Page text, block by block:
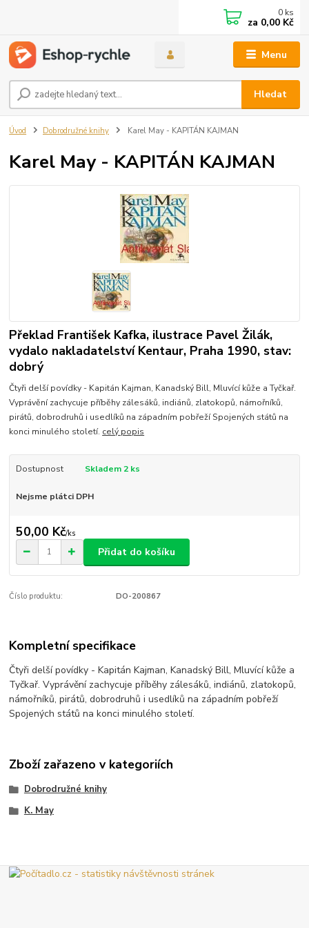
Menu
Hledat
0 ks
za 0,00 Kč
Úvod Dobrodružné knihy Karel May - KAPITÁN KAJMAN
Karel May - KAPITÁN KAJMAN
Překlad František Kafka, ilustrace Pavel Žilák,
vydalo nakladatelství Kentaur, Praha 1990, stav:
dobrý
Čtyři delší povídky - Kapitán Kajman, Kanadský Bill, Mluvící kůže a Tyčkař.
Vyprávění zachycuje příběhy zálesáků, indiánů, zlatokopů, námořníků,
pirátů, dobrodruhů i usedlíků na západním pobřeží Spojených států na
konci minulého století. celý popis
Dostupnost Skladem 2 ks
Nejsme plátci DPH
50,00 Kč/ks
Přidat do košíku
Číslo produktu: DO-200867
Kompletní specifikace
Čtyři delší povídky - Kapitán Kajman, Kanadský Bill, Mluvící kůže a
Tyčkař. Vyprávění zachycuje příběhy zálesáků, indiánů, zlatokopů,
námořníků, pirátů, dobrodruhů i usedlíků na západním pobřeží
Spojených států na konci minulého století.
Zboží zařazeno v kategoriích
Dobrodružné knihy
K. May